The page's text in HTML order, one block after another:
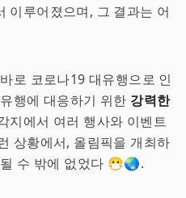
이루어졌으며, 그 결과는 어
로 코로나19 대유행으로 인
행에 대응하기 위한 강력한
지에서 여러 행사와 이벤트
상황에서, 올림픽을 개최하
수 밖에 없었다 😷🌏.